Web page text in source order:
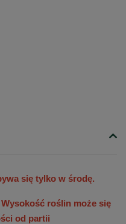
się tylko w środę.
roślin może się
od partii